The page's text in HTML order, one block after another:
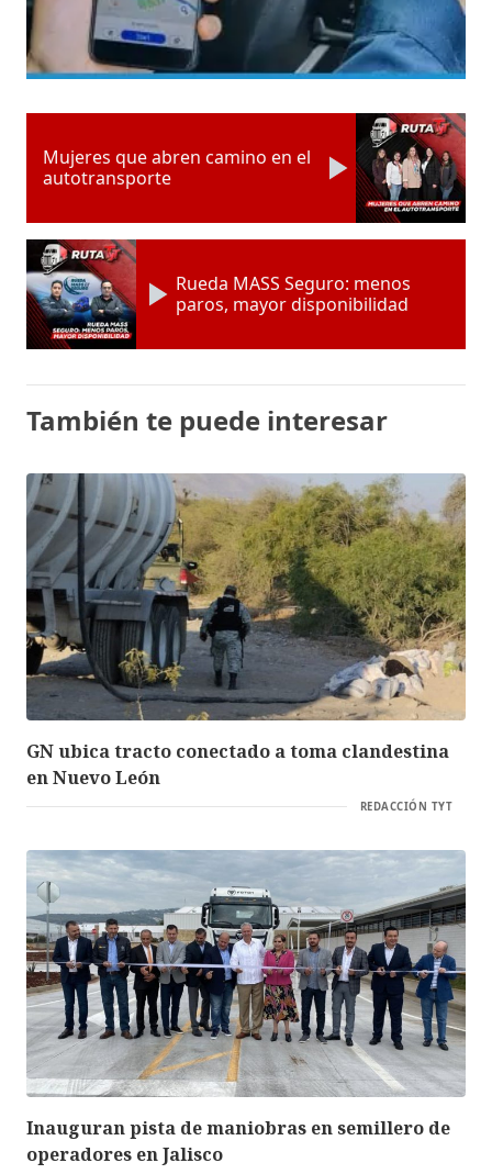
Mujeres que abren camino en el
autotransporte
Rueda MASS Seguro: menos
paros, mayor disponibilidad
También te puede interesar
GN ubica tracto conectado a toma clandestina
en Nuevo León
REDACCIÓN TYT
Inauguran pista de maniobras en semillero de
operadores en Jalisco